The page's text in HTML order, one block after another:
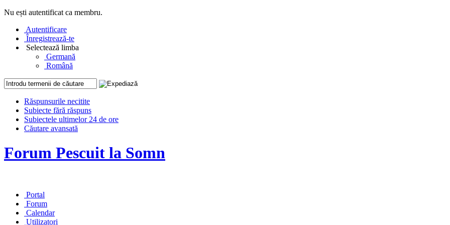
Nu ești autentificat ca membru.
Autentificare
Înregistrează-te
Selectează limba
Germană
Română
Răspunsurile necitite
Subiecte fără răspuns
Subiectele ultimelor 24 de ore
Căutare avansată
Forum Pescuit la Somn
Portal
Forum
Calendar
Utilizatori